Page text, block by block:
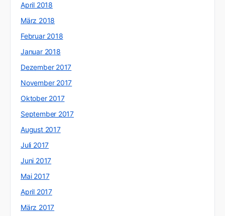
April 2018
März 2018
Februar 2018
Januar 2018
Dezember 2017
November 2017
Oktober 2017
September 2017
August 2017
Juli 2017
Juni 2017
Mai 2017
April 2017
März 2017